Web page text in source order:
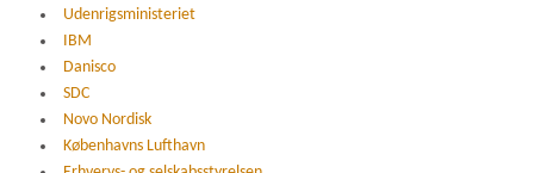
Udenrigsministeriet
IBM
Danisco
SDC
Novo Nordisk
Københavns Lufthavn